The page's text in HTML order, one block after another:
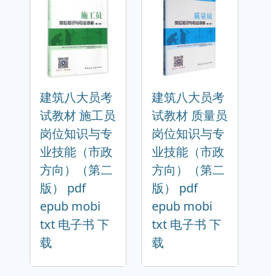
建筑八大员考
试教材 施工员
岗位知识与专
业技能（市政
方向）（第二
版） pdf
epub mobi
txt 电子书 下
载
建筑八大员考
试教材 质量员
岗位知识与专
业技能（市政
方向）（第二
版） pdf
epub mobi
txt 电子书 下
载